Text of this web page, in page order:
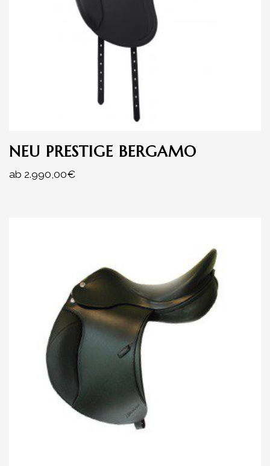
NEU PRESTIGE BERGAMO
ab 2.990,00€